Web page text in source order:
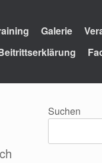
Galerie
Suchen